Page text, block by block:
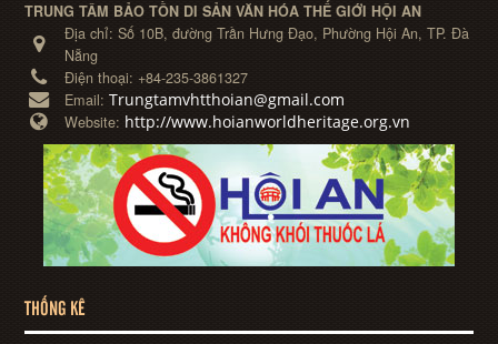
TRUNG TÂM BẢO TỒN DI SẢN VĂN HÓA THẾ GIỚI HỘI AN
Địa chỉ:Số 10B, đường Trần Hưng Đạo, Phường Hội An, TP. Đà
Nẵng
Điện thoại: +84-235-3861327
Email:Trungtamvhtthoian@gmail.com
Website: http://www.hoianworldheritage.org.vn
THỐNG KÊ